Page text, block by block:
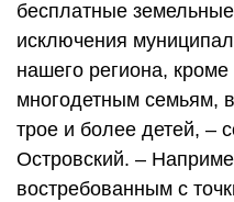
бесплатные
исключения
нашего региона,
многодетным семьям,
трое и более детей, –
Островский. –
востребованным с